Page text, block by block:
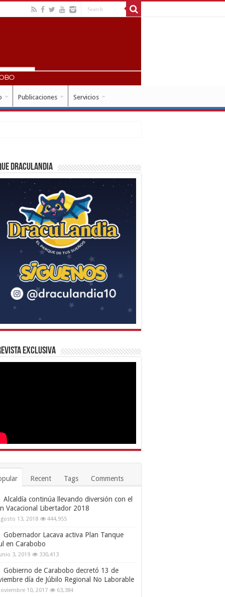
Publicaciones Servicios
Draculandia
Exclusiva
Recent Tags Comments
Alcaldía continúa llevando diversión con el
Vacacional Libertador 2018
13, 2018 444,955
Gobernador Lacava activa Plan Tanque
en Carabobo
3, 2019 330,413
Gobierno de Carabobo decretó 13 de
día de Júbilo Regional No Laborable
10, 2017 63,384